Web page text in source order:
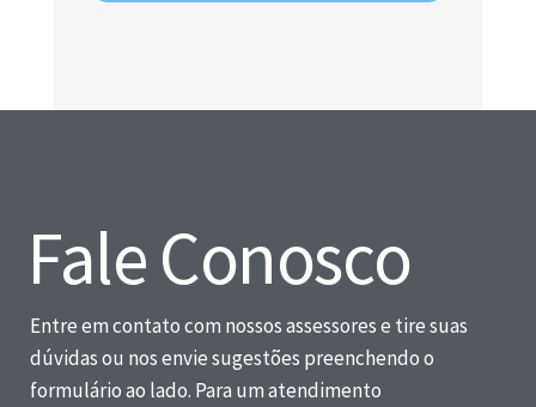
Fale Conosco
Entre em contato com nossos assessores e tire suas
dúvidas ou nos envie sugestões preenchendo o
formulário ao lado. Para um atendimento